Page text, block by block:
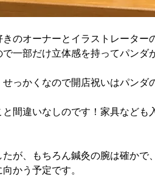
のオーナーとイラストレーター
一部だけ立体感を持ってパンダ
っかくなので開店祝いは​パンダ
間違いなしのです！家具なども
が、もちろん鍼灸の腕は確かで
かう予定です。